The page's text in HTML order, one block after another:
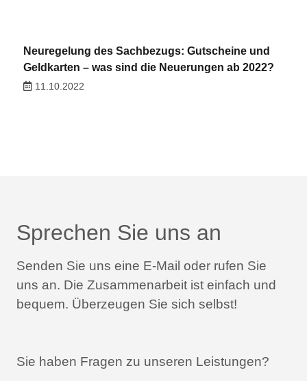
Neuregelung des Sachbezugs: Gutscheine und
Geldkarten – was sind die Neuerungen ab 2022?
11.10.2022
Sprechen Sie uns an
Senden Sie uns eine E-Mail oder rufen Sie
uns an. Die Zusammenarbeit ist einfach und
bequem. Überzeugen Sie sich selbst!
Sie haben Fragen zu unseren Leistungen?